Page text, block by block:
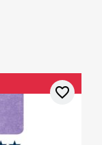
favorite_border